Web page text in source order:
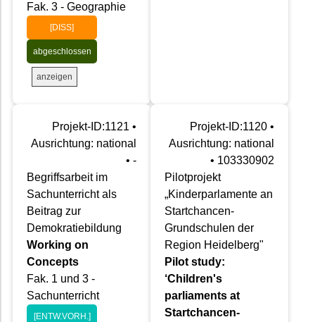
Fak. 3 - Geographie
[DISS]
abgeschlossen
anzeigen
Projekt-ID:1121 •
Ausrichtung: national
• -
Begriffsarbeit im
Sachunterricht als
Beitrag zur
Demokratiebildung
Working on
Concepts
Fak. 1 und 3 -
Sachunterricht
[ENTW.VORH.]
Projekt-ID:1120 •
Ausrichtung: national
• 103330902
Pilotprojekt
„Kinderparlamente an
Startchancen-
Grundschulen der
Region Heidelberg"
Pilot study:
‘Children's
parliaments at
Startchancen-